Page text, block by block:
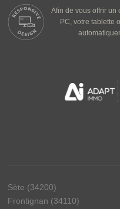
Afin de vous offrir un
PC, votre tablette
Sète (34200)
Frontignan (34110)